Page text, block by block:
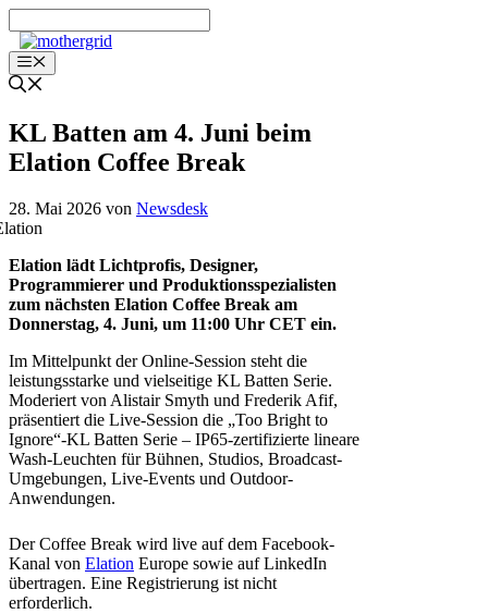
Inhalt
springenMenü
KL Batten am 4. Juni beim
Elation Coffee Break
28. Mai 2026 von Newsdesk
Elation lädt Lichtprofis, Designer,
Programmierer und Produktionsspezialisten
zum nächsten Elation Coffee Break am
Donnerstag, 4. Juni, um 11:00 Uhr CET ein.
Im Mittelpunkt der Online-Session steht die
leistungsstarke und vielseitige KL Batten Serie.
Moderiert von Alistair Smyth und Frederik Afif,
präsentiert die Live-Session die „Too Bright to
Ignore“-KL Batten Serie – IP65-zertifizierte lineare
Wash-Leuchten für Bühnen, Studios, Broadcast-
Umgebungen, Live-Events und Outdoor-
Anwendungen.
Der Coffee Break wird live auf dem Facebook-
Kanal von Elation Europe sowie auf LinkedIn
übertragen. Eine Registrierung ist nicht
erforderlich.